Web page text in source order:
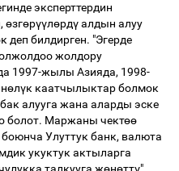
эксперттердин
өзгөрүүлөрдүалдын алуу
билдирген. "Эгерде
жолдору
1997-жылы Азияда, 1998-
өлүк каатчылыктар болмок
алууга жана аларды эске
болот. Маржаны чектөө
Улуттук банк, валюта
укуктук актыларга